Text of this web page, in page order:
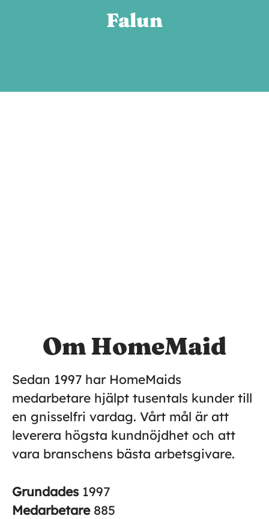
Falun
Om HomeMaid
Sedan 1997 har HomeMaids
medarbetare hjälpt tusentals kunder till
en gnisselfri vardag. Vårt mål är att
leverera högsta kundnöjdhet och att
vara branschens bästa arbetsgivare.
Grundades 1997
Medarbetare 885